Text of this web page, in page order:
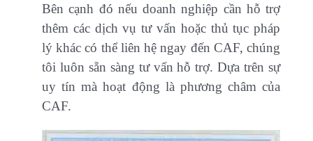
Bên cạnh đó nếu doanh nghiệp cần hỗ trợ
thêm các dịch vụ tư vấn hoặc thủ tục pháp
lý khác có thể liên hệ ngay đến CAF, chúng
tôi luôn sẵn sàng tư vấn hỗ trợ. Dựa trên sự
uy tín mà hoạt động là phương châm của
CAF.